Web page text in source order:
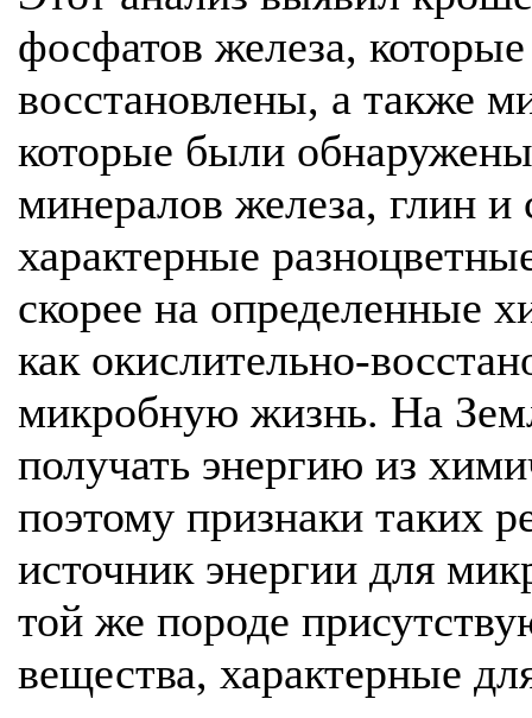
фосфатов железа,
восстановлены, а также
которые были
минералов железа, глин и
характерные
скорее на определенные
как окислительно-
микробную жизнь. На
получать энергию из
поэтому признаки таких
источник энергии для
той же породе
вещества, характерные